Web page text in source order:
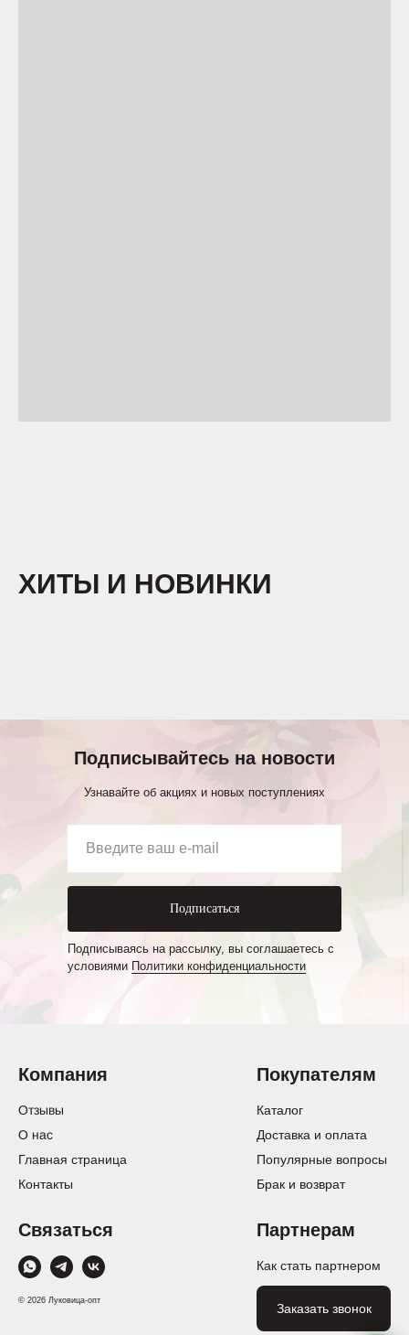
ХИТЫ И НОВИНКИ
Подписывайтесь на новости
Узнавайте об акциях и новых поступлениях
Подписаться
Подписываясь на рассылку, вы соглашаетесь с
условиями Политики конфиденциальности
Компания Покупателям
Партнерам
О нас
Главная страница
Контакты
Каталог
Доставка и оплата
Популярные вопросы
Брак и возврат
Как стать партнером
Заказать звонок
© 2026 Луковица-опт
Отзывы
Связаться